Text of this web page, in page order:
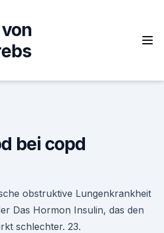
bei copd
obstruktive Lungenkrankheit
Das Hormon Insulin, das den
schlechter. 23.